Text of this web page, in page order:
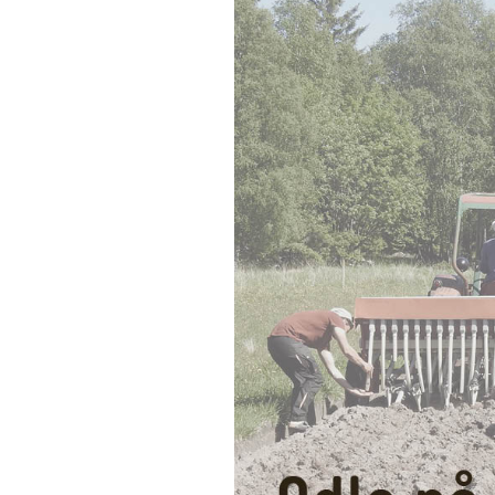
Holmökartor
Info från LBR
Holmöns
Om förstudien
Holmömodellen
HUF på
Gamla